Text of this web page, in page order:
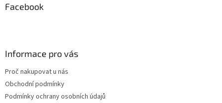
Facebook
Informace pro vás
Proč nakupovat u nás
Obchodní podmínky
Podmínky ochrany osobních údajů